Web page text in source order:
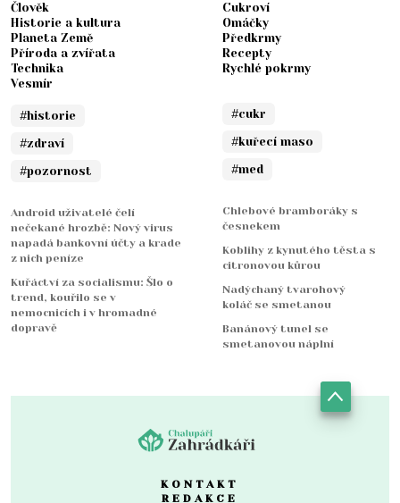
Člověk
Historie a kultura
Planeta Země
Příroda a zvířata
Technika
Vesmír
#historie
#zdraví
#pozornost
Android uživatelé čelí
nečekané hrozbě: Nový virus
napadá bankovní účty a krade
z nich peníze
Kuřáctví za socialismu: Šlo o
trend, kouřilo se v
nemocnicích i v hromadné
dopravě
Cukroví
Omáčky
Předkrmy
Recepty
Rychlé pokrmy
#cukr
#kuřecí maso
#med
Chlebové bramboráky s
česnekem
Koblihy z kynutého těsta s
citronovou kůrou
Nadýchaný tvarohový
koláč se smetanou
Banánový tunel se
smetanovou náplní
KONTAKT
REDAKCE